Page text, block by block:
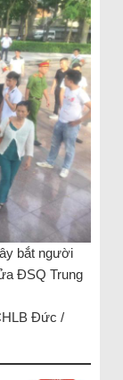
bắt người
ĐSQ Trung
Đức /